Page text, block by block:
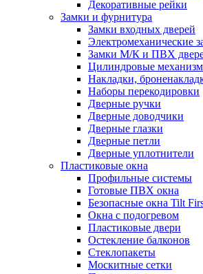
Декоративные рейки
Замки и фурнитура
Замки входных дверей
Электромеханические
Замки М/К и ПВХ
Цилиндровые
Накладки,
Наборы перекодировки
Дверные ручки
Дверные доводчики
Дверные глазки
Дверные петли
Дверные уплотнители
Пластиковые окна
Профильные системы
Готовые ПВХ окна
Безопасные окна Tilt
Окна с подогревом
Пластиковые двери
Остекление балконов
Стеклопакеты
Москитные сетки